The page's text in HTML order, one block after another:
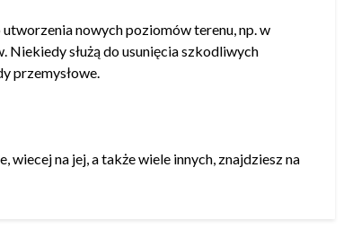
nowych poziomów terenu, np. w
służą do usunięcia szkodliwych
przemysłowe.
wiecej na jej, a także wiele innych, znajdziesz na